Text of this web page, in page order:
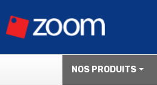
NOS PRODUITS